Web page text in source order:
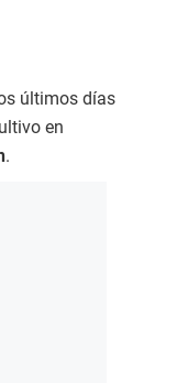
últimos días
en
.